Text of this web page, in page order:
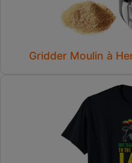
Gridder Moulin à